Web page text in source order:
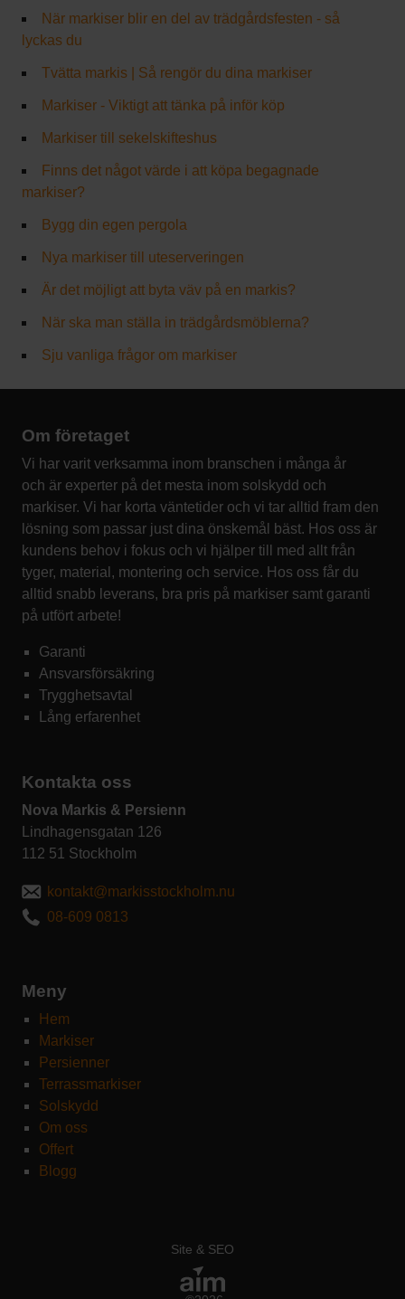
När markiser blir en del av trädgårdsfesten - så
lyckas du
Tvätta markis | Så rengör du dina markiser
Markiser - Viktigt att tänka på inför köp
Markiser till sekelskifteshus
Finns det något värde i att köpa begagnade
markiser?
Bygg din egen pergola
Nya markiser till uteserveringen
Är det möjligt att byta väv på en markis?
När ska man ställa in trädgårdsmöblerna?
Sju vanliga frågor om markiser
Om företaget
Vi har varit verksamma inom branschen i många år
och är experter på det mesta inom solskydd och
markiser. Vi har korta väntetider och vi tar alltid fram den
lösning som passar just dina önskemål bäst. Hos oss är
kundens behov i fokus och vi hjälper till med allt från
tyger, material, montering och service. Hos oss får du
alltid snabb leverans, bra pris på markiser samt garanti
på utfört arbete!
Garanti
Ansvarsförsäkring
Trygghetsavtal
Lång erfarenhet
Kontakta oss
Nova Markis & Persienn
Lindhagensgatan 126
112 51 Stockholm
kontakt@markisstockholm.nu
08-609 0813
Meny
Hem
Markiser
Persienner
Terrassmarkiser
Solskydd
Om oss
Offert
Blogg
Site & SEO